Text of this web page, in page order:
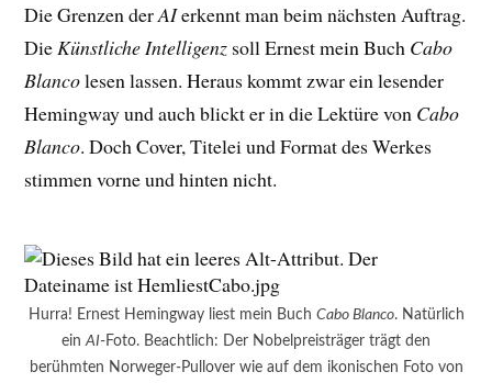
Die Grenzen derAIerkennt man beim nächsten Auftrag.
DieKünstliche Intelligenz soll Ernest mein Buch Cabo
Blancolesen lassen. Heraus kommt zwar ein lesender
Hemingway und auch blickt er in die Lektüre von Cabo
Blanco. Doch Cover, Titelei und Format des Werkes
stimmen vorne und hinten nicht.
Hurra! Ernest Hemingway liest mein Buch Cabo Blanco. Natürlich
ein AI-Foto. Beachtlich: Der Nobelpreisträger trägt den
berühmten Norweger-Pullover wie auf dem ikonischen Foto von